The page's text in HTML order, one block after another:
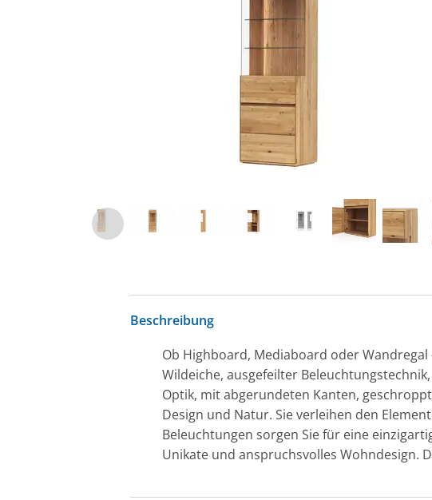
Beschreibung
Ob Highboard, Mediaboard oder
Wildeiche, ausgefeilter
Optik, mit abgerundeten Kanten,
Design und Natur. Sie verleihen den
Beleuchtungen sorgen Sie für eine
Unikate und anspruchsvolles Wohndesign.